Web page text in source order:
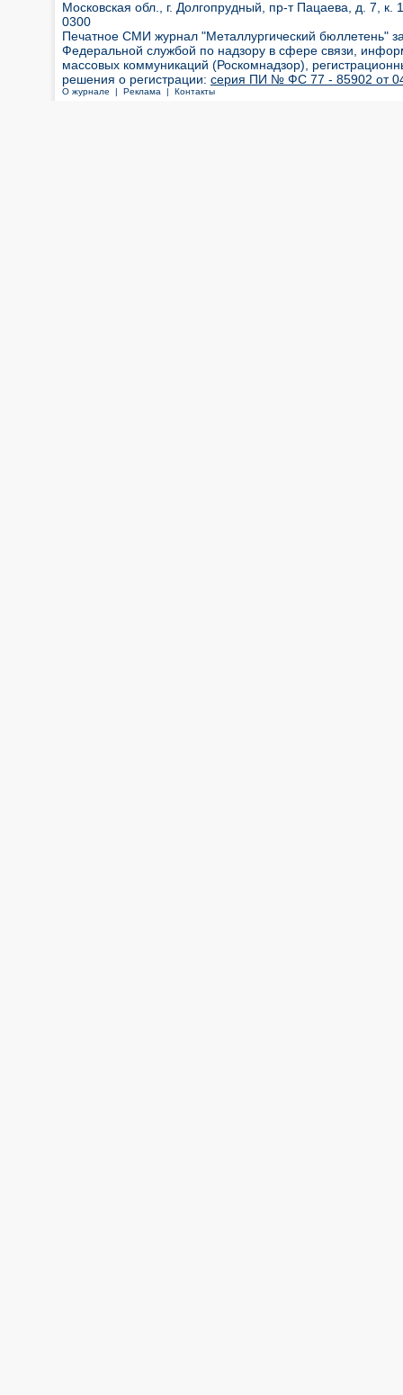
Московская обл., г. Долгопрудный, пр-т Пацаева, д. 7,
0300
Печатное СМИ журнал "Металлургический бюллетень"
Федеральной службой по надзору в сфере связи,
массовых коммуникаций (Роскомнадзор),
решения о регистрации: серия ПИ № ФС 77 - 85902 от 04
О журнале | Реклама | Контакты